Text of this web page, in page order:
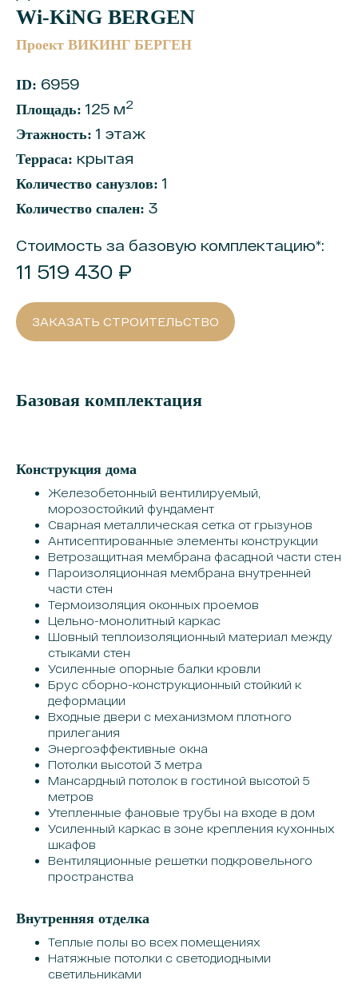
Wi-KiNG BERGEN
Проект ВИКИНГ БЕРГЕН
ID: 6959
Площадь: 125 м2
Этажность: 1 этаж
Терраса: крытая
Количество санузлов: 1
Количество спален: 3
Стоимость за базовую комплектацию*:
11 519 430 ₽
ЗАКАЗАТЬ СТРОИТЕЛЬСТВО
Базовая комплектация
Конструкция дома
Железобетонный вентилируемый,
морозостойкий фундамент
Сварная металлическая сетка от грызунов
Антисептированные элементы конструкции
Ветрозащитная мембрана фасадной части стен
Пароизоляционная мембрана внутренней
части стен
Термоизоляция оконных проемов
Цельно-монолитный каркас
Шовный теплоизоляционный материал между
стыками стен
Усиленные опорные балки кровли
Брус сборно-конструкционный стойкий к
деформации
Входные двери с механизмом плотного
прилегания
Энергоэффективные окна
Потолки высотой 3 метра
Мансардный потолок в гостиной высотой 5
метров
Утепленные фановые трубы на входе в дом
Усиленный каркас в зоне крепления кухонных
шкафов
Вентиляционные решетки подкровельного
пространства
Внутренняя отделка
Теплые полы во всех помещениях
Натяжные потолки с светодиодными
светильниками